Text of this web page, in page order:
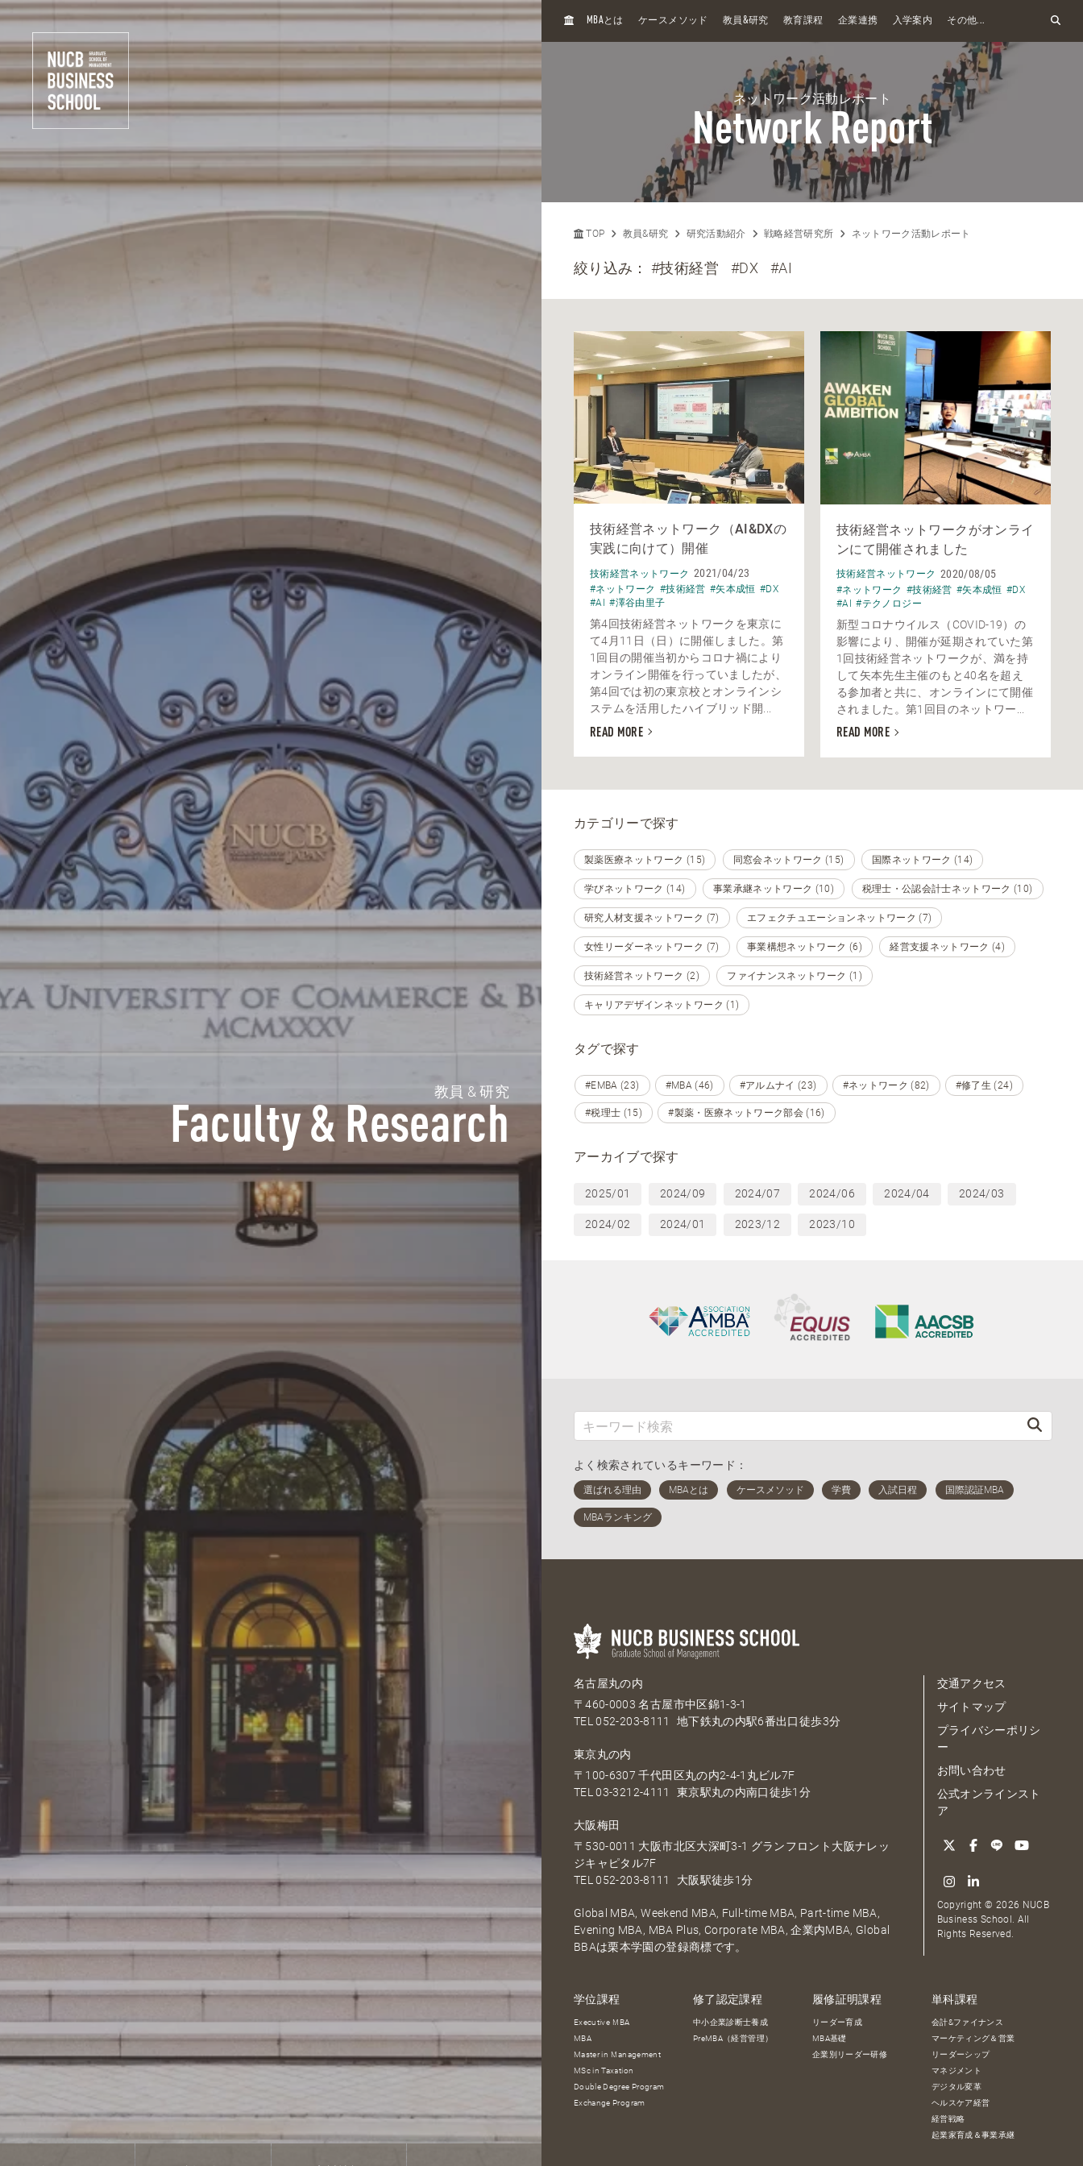
教員 & 研究
Faculty & Research
H
MBAとは ケースメソッド 教員&研究 教育課程 企業連携 入学案内 その他...
ネットワーク活動レポート
Network Report
TOP 教員&研究 研究活動紹介 戦略経営研究所 ネットワーク活動レポート
絞り込み：#技術経営 #DX #AI
技術経営ネットワーク（AI&DXの
実践に向けて）開催
技術経営ネットワーク 2021/04/23
#ネットワーク #技術経営 #矢本成恒 #DX
#AI
#澤谷由里子
第4回技術経営ネットワークを東京に
て4月11日（日）に開催しました。第
1回目の開催当初からコロナ禍により
オンライン開催を行っていましたが、
第4回では初の東京校とオンラインシ
ステムを活用したハイブリッド開...
READ MORE
技術経営ネットワークがオンライ
ンにて開催されました
技術経営ネットワーク 2020/08/05
#ネットワーク #技術経営 #矢本成恒 #DX
#AI #テクノロジー
新型コロナウイルス（COVID-19）の
影響により、開催が延期されていた第
1回技術経営ネットワークが、満を持
して矢本先生主催のもと40名を超え
る参加者と共に、オンラインにて開催
されました。第1回目のネットワー...
READ MORE
カテゴリーで探す
製薬医療ネットワーク (15) 同窓会ネットワーク (15) 国際ネットワーク (14)
学びネットワーク (14) 事業承継ネットワーク (10) 税理士・公認会計士ネットワーク (10)
研究人材支援ネットワーク (7) エフェクチュエーションネットワーク (7)
女性リーダーネットワーク (7) 事業構想ネットワーク (6) 経営支援ネットワーク (4)
技術経営ネットワーク (2) ファイナンスネットワーク (1)
キャリアデザインネットワーク (1)
タグで探す
#EMBA (23) #MBA (46) #アルムナイ (23) #ネットワーク (82) #修了生 (24)
#税理士 (15) #製薬・医療ネットワーク部会 (16)
アーカイブで探す
2025/01 2024/09 2024/07 2024/06 2024/04 2024/03
2024/02 2024/01 2023/12 2023/10
よく検索されているキーワード：
名古屋丸の内
〒460-0003 名古屋市中区錦1-3-1
TEL052-203-8111 地下鉄丸の内駅6番出口徒歩3分
東京丸の内
〒100-6307 千代田区丸の内2-4-1丸ビル7F
TEL03-3212-4111 東京駅丸の内南口徒歩1分
大阪梅田
〒530-0011 大阪市北区大深町3-1 グランフロント大阪ナレッ
ジキャピタル7F
TEL052-203-8111 大阪駅徒歩1分
Global MBA, Weekend MBA, Full-time MBA, Part-time MBA,
Evening MBA, MBA Plus, Corporate MBA, 企業内MBA, Global
BBAは栗本学園の登録商標です。
交通アクセス
サイトマップ
プライバシーポリシ
ー
お問い合わせ
公式オンラインスト
ア
Copyright © 2026 NUCB
Business School. All
Rights Reserved.
学位課程
Executive MBA
MBA
Master in Management
MSc in Taxation
Double Degree Program
Exchange Program
修了認定課程
中小企業診断士養成
PreMBA（経営管理）
履修証明課程
リーダー育成
MBA基礎
企業別リーダー研修
単科課程
会計&ファイナンス
マーケティング＆営業
リーダーシップ
マネジメント
デジタル変革
ヘルスケア経営
経営戦略
起業家育成＆事業承継